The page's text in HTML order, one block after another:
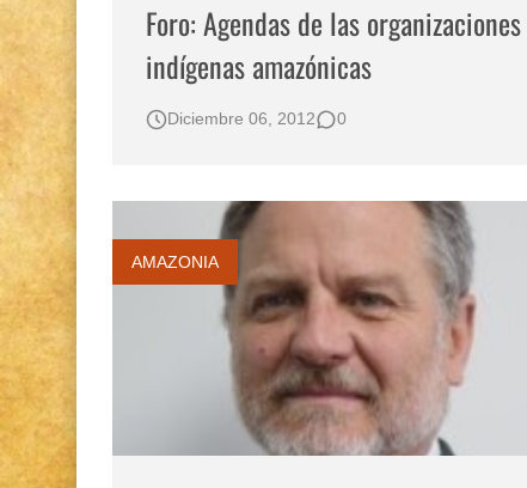
Foro: Agendas de las organizaciones
indígenas amazónicas
Diciembre 06, 2012 0
AMAZONIA